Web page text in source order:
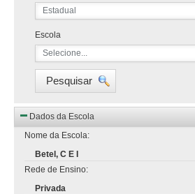
Estadual
Escola
Selecione...
Pesquisar
Dados da Escola
Nome da Escola:
Betel, C E I
Rede de Ensino:
Privada